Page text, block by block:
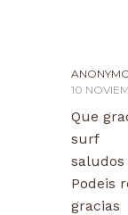
10
Que
surf
saludos
Podeis
gracias